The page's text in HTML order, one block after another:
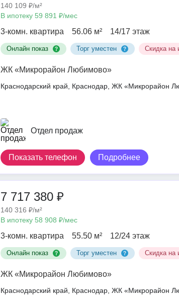
140 109 ₽/м²
В ипотеку 59 891 ₽/мес
3-комн. квартира 56.06 м² 14/17 этаж
Онлайн показ Торг уместен Скидка на
ЖК «Микрорайон Любимово»
Краснодарский край, Краснодар, ЖК «Микрорайон
Отдел продаж
Показать телефон Подробнее
7 717 380 ₽
140 316 ₽/м²
В ипотеку 58 908 ₽/мес
3-комн. квартира 55.50 м² 12/24 этаж
Онлайн показ Торг уместен Скидка на
ЖК «Микрорайон Любимово»
Краснодарский край, Краснодар, ЖК «Микрорайон